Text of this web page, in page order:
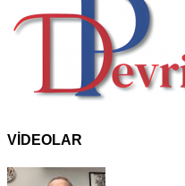
VİDEOLAR